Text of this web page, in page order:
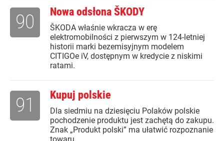
Nowa odsłona ŠKODY
ŠKODA właśnie wkracza w erę
elektromobilności z pierwszym w 124-letniej
historii marki bezemisyjnym modelem
CITIGOe iV, dostępnym w kredycie z niskimi
ratami.
90
Kupuj polskie
Dla siedmiu na dziesięciu Polaków polskie
pochodzenie produktu jest zachętą do zakupu.
Znak „Produkt polski” ma ułatwić rozpoznanie
towaru.
91